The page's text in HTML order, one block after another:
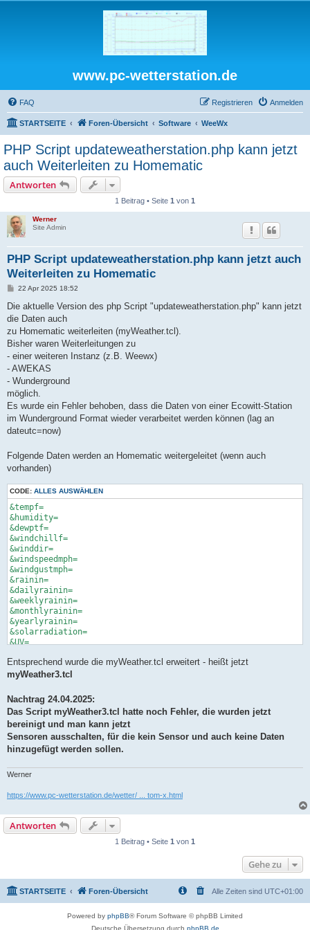
www.pc-wetterstation.de
FAQ Anmelden
Registrieren
STARTSEITE Foren-Übersicht Software WeeWx
PHP Script updateweatherstation.php kann jetzt
auch Weiterleiten zu Homematic
Antworten
1 Beitrag • Seite 1 von 1
Werner
Site Admin
PHP Script updateweatherstation.php kann jetzt auch
Weiterleiten zu Homematic
B
i
r
a
22 Apr 2025 18:52
Die aktuelle Version des php Script "updateweatherstation.php" kann jetzt
die Daten auch
zu Homematic weiterleiten (myWeather.tcl).
Bisher waren Weiterleitungen zu
- einer weiteren Instanz (z.B. Weewx)
- AWEKAS
- Wunderground
möglich.
Es wurde ein Fehler behoben, dass die Daten von einer Ecowitt-Station
im Wunderground Format wieder verarbeitet werden können (lag an
dateutc=now)
Folgende Daten werden an Homematic weitergeleitet (wenn auch
vorhanden)
CODE: ALLES AUSWÄHLEN
&tempf=
&humidity=
&dewptf=
&windchillf=
&winddir=
&windspeedmph=
&windgustmph=
&rainin=
&dailyrainin=
&weeklyrainin=
&monthlyrainin=
&yearlyrainin=
&solarradiation=
&UV=
&indoorhumidity=
&baromin=
&temp3f=
&temp4f=
&temp5f=
&temp6f=
&temp7f=
&temp8f=
&temp9f=
&humidity2=
&humidity3=
&humidity5=
&humidity7=
&humidity8=
&soiltemp4f=
&soiltemp5f=
&soiltemp6f=
&soiltemp7f=
Entsprechend wurde die myWeather.tcl erweitert - heißt jetzt
myWeather3.tcl
Nachtrag 24.04.2025:
Das Script myWeather3.tcl hatte noch Fehler, die wurden jetzt
bereinigt und man kann jetzt
Sensoren ausschalten, für die kein Sensor und auch keine Daten
hinzugefügt werden sollen.
Werner
https://www.pc-wetterstation.de/wetter/ ... tom-x.html
Antworten
1 Beitrag • Seite 1 von 1
Gehe zu
STARTSEITE Foren-Übersicht Alle Zeiten sind UTC+01:00
Powered by phpBB® Forum Software © phpBB Limited